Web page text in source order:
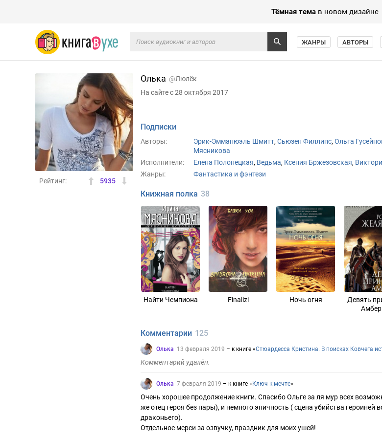
Тёмная тема в новом дизайне
ЖАНРЫ АВТОРЫ
Рейтинг: 5935
Олька @Люлёк
На сайте с 28 октября 2017
Подписки
Авторы: Эрик-Эмманюэль Шмитт, Сьюзен Филлипс, Ольга
Мясникова
Исполнители:
Елена Полонецкая, Ведьма, Ксения Бржезовская,
Жанры:
Фантастика и фэнтези
Книжная полка 38
Найти Чемпиона Finalizi Ночь огня
Девять
Комментарии 125
Олька 13 февраля 2019 – к книге «Стюардесса Кристина. В поисках Ковчега
Комментарий удалён.
Олька 7 февраля 2019 – к книге « Ключ к мечте»
Очень хорошее продолжение книги. Спасибо Ольге за ля мур всех
же отец героя без пары), и немного эпичность ( сцена убийства героиней
драконьего).
Отдельное мерси за озвучку, праздник для моих ушей!